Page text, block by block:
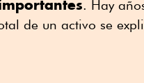
. Hay
de un activo se